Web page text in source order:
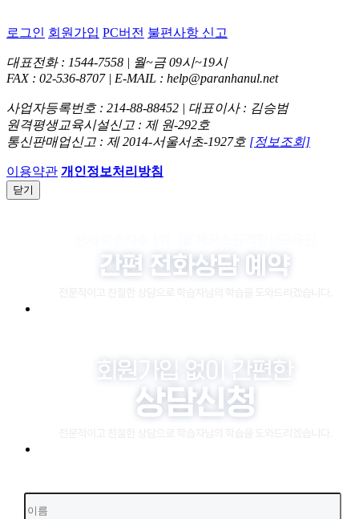
로그인 회원가입 PC버전 불편사항 신고
대표전화 : 1544-7558 | 월~금 09시~19시
FAX : 02-536-8707 | E-MAIL : help@paranhanul.net
사업자등록번호 : 214-88-88452 | 대표이사 : 김승범
원격평생교육시설신고 : 제 원-292호
통신판매업신고 : 제 2014-서울서초-1927호 [정보조회]
이용약관 개인정보처리방침
닫기